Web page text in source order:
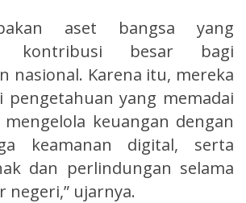
aset bangsa yang
kontribusi besar bagi
nasional. Karena itu, mereka
pengetahuan yang memadai
keuangan dengan
keamanan digital, serta
dan perlindungan selama
negeri,” ujarnya.